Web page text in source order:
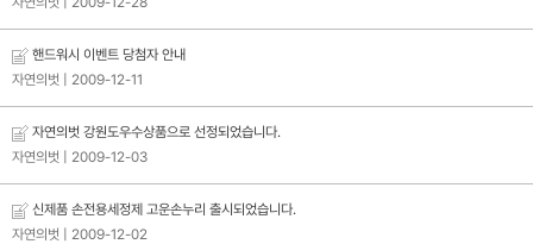
핸드워시 이벤트 당첨자 안내
자연의벗
| 2009-12-11
자연의벗 강원도우수상품으로 선정되었습니다.
자연의벗
| 2009-12-03
신제품 손전용세정제 고운손누리 출시되었습니다.
자연의벗
| 2009-12-02